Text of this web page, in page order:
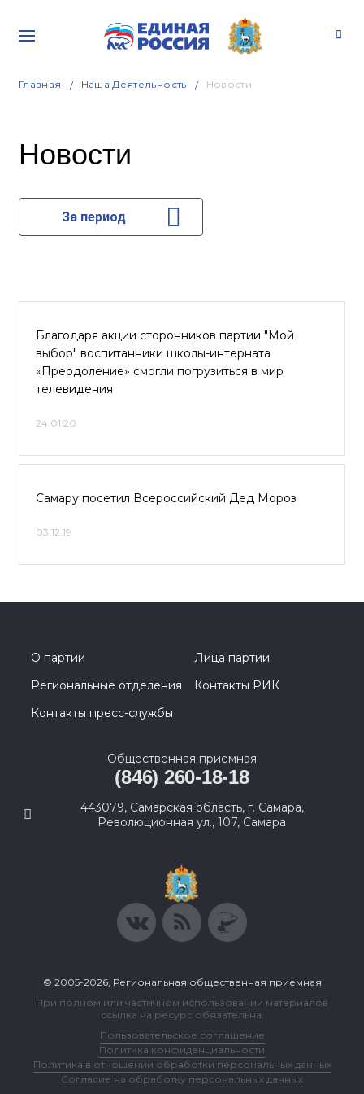
Главная Наша Деятельность Новости
Новости
За период
Благодаря акции сторонников партии "Мой
выбор" воспитанники школы-интерната
«Преодоление» смогли погрузиться в мир
телевидения
24.01.20
Самару посетил Всероссийский Дед Мороз
03.12.19
О партии
Лица партии
Региональные отделения
Контакты РИК
Контакты пресс-службы
Общественная приемная
(846) 260-18-18
443079, Самарская область, г. Самара,
Революционная ул., 107, Самара
© 2005-2026, Региональная общественная приемная
При полном или частичном использовании материалов
ссылка на ресурс обязательна.
Пользовательское соглашение
Политика конфиденциальности
Политика в отношении обработки персональных данных
Согласие на обработку персональных данных